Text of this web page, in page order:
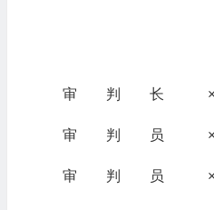
审 判 长
审 判 员
审 判 员